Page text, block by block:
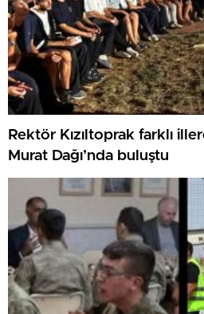
Rektör Kızıltoprak farklı
Murat Dağı’nda buluştu